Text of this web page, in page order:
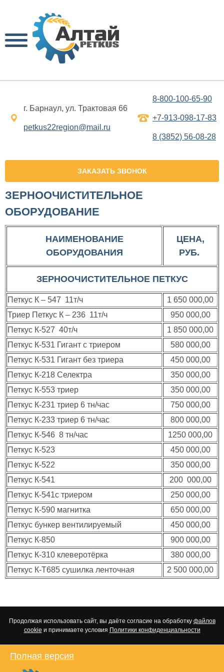
г. Барнаул, ул. Трактовая 66
petkus22region@mail.ru
8-800-100-65-90
+7-913-098-17-83
8 (3852) 56-08-28
ЗАКАЗАТЬ ЗВОНОК
ЗЕРНООЧИСТИТЕЛЬНОЕ
ОБОРУДОВАНИЕ
НАИМЕНОВАНИЕ
ОБОРУДОВАНИЯ
ЦЕНА,
РУБ.
ЗЕРНООЧИСТИТЕЛЬНОЕ ПЕТКУС
Петкус К – 547 11т/ч
1 650 000,00
Триер Петкус К – 236 11т/ч
950 000,00
Петкус К-527 40т/ч
1 850 000,00
Петкус К-531 Гигант с триером
580 000,00
Петкус К-531 Гигант без триера
450 000,00
Петкус К-218 Селектра
350 000,00
Петкус К-553 триер
350 000,00
Петкус К-231 триер 6 тн/час
750 000,00
Петкус К-233 триер 6 тн/час
800 000,00
Петкус К-546 8 тн/час
1250 000,00
Петкус К-523
450 000,00
Петкус К-522
350 000,00
Петкус К-541
200 000,00
Петкус К-541с триером
250 000,00
Петкус К-590 магнитка
650 000,00
Петкус бункер вентилируемый
450 000,00
Петкус К-850
900 000,00
Петкус К-310 клеверотёрка
380 000,00
Петкус К-Т685 сушилка ленточная
2 500 000,00
Продолжая использовать сайт, вы даёте согласие на обработку файлов
cookie и принимаете условия Политики конфиденциальности
Полная версия